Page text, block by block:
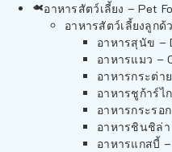
อาหารสัตว์เลี้ยง – Pet
อาหารสัตว์เลี้ยงลูกด้
อาหารสุนัข –
อาหารแมว –
อาหารกระต่า
อาหารชูก้าร์ไ
อาหารกระรอ
อาหารชินชิล่
อาหารแกสบี้